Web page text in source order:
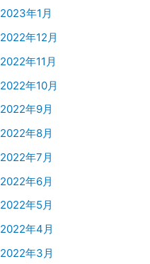
2023年1月
2022年12月
2022年11月
2022年10月
2022年9月
2022年8月
2022年7月
2022年6月
2022年5月
2022年4月
2022年3月